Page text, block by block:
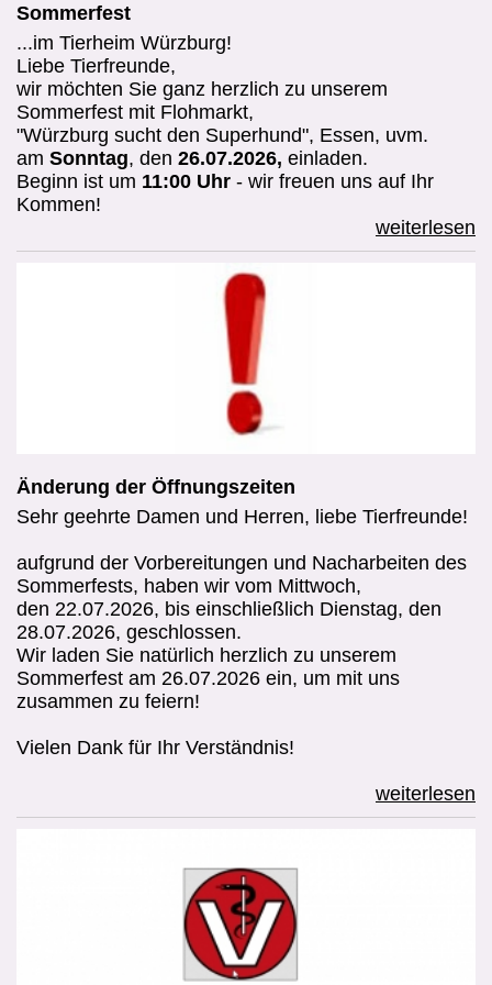
Amazon Wunschzettel
Aktuelles
News
You Tube
Impressum
So können Sie helfen
Sommerfest
...im Tierheim Würzburg!
Liebe Tierfreunde,
wir möchten Sie ganz herzlich zu unserem
Sommerfest mit Flohmarkt,
"Würzburg sucht den Superhund", Essen, uvm.
am Sonntag, den 26.07.2026, einladen.
Beginn ist um 11:00 Uhr - wir freuen uns auf Ihr
Kommen!
weiterlesen
Änderung der Öffnungszeiten
Sehr geehrte Damen und Herren, liebe Tierfreunde!
aufgrund der Vorbereitungen und Nacharbeiten des
Sommerfests, haben wir vom Mittwoch,
den 22.07.2026, bis einschließlich Dienstag, den
28.07.2026, geschlossen.
Wir laden Sie natürlich herzlich zu unserem
Sommerfest am 26.07.2026 ein, um mit uns
zusammen zu feiern!
Vielen Dank für Ihr Verständnis!
weiterlesen